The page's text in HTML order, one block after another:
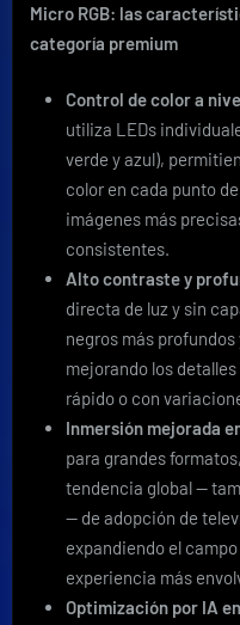
Micro RGB: las
categoría premium
Control de color a
utiliza LEDs
verde y azul),
color en cada punto
imágenes más
consistentes.
Alto contraste y
directa de luz y sin
negros más
mejorando los
rápido o con
Inmersión mejorada
para grandes
tendencia global —
— de adopción de
expandiendo el
experiencia más
Optimización por IA